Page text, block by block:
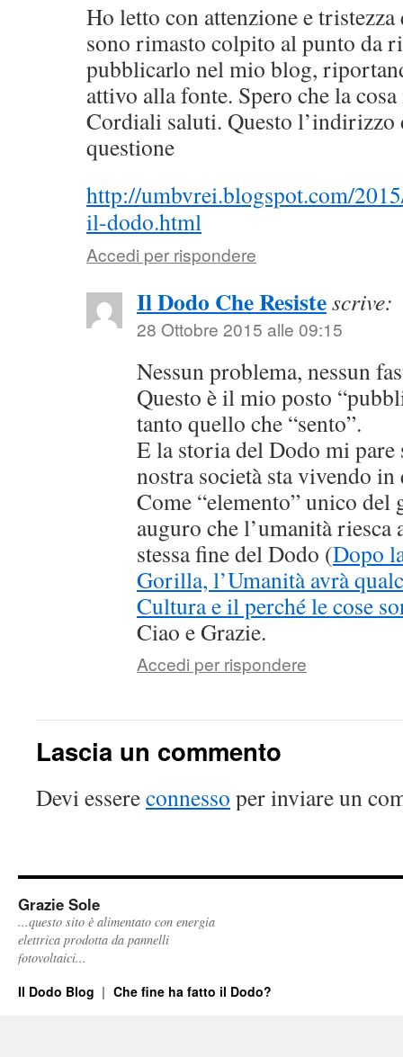
Ho letto con attenzione e
sono rimasto colpito al punto da
pubblicarlo nel mio blog,
attivo alla fonte. Spero che la
Cordiali saluti. Questo l’indirizzo
questione
http://umbvrei.blogspot.com/
il-dodo.html
Accedi per rispondere
Il Dodo Che Resistescrive:
28 Ottobre 2015 alle 09:15
Nessun problema, nessun
Questo è il mio posto
tanto quello che “sento”.
E la storia del Dodo mi pare
nostra società sta vivendo
Come “elemento” unico del
auguro che l’umanità riesca
stessa fine del Dodo (Dopo
Gorilla, l’Umanità avrà
Cultura e il perché le cose
Ciao e Grazie.
Accedi per rispondere
Lascia un commento
Devi essereconnesso per inviare un
Grazie Sole
...questo sito è alimentato con energia
elettrica prodotta da pannelli
fotovoltaici...
Il Dodo Blog Che fine ha fatto il Dodo?